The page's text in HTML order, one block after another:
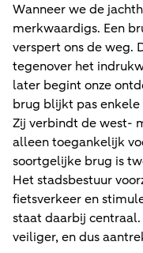
Wanneer we de
merkwaardigs. Een
verspert ons de weg.
tegenover het
later begint onze
brug blijkt pas
Zij verbindt de west-
alleen toegankelijk
soortgelijke brug is
Het stadsbestuur
fietsverkeer en
staat daarbij
veiliger, en dus